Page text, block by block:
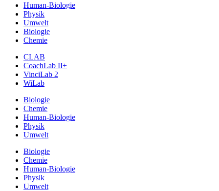
Human-Biologie
Physik
Umwelt
Biologie
Chemie
CLAB
CoachLab II+
VinciLab 2
WiLab
Biologie
Chemie
Human-Biologie
Physik
Umwelt
Biologie
Chemie
Human-Biologie
Physik
Umwelt